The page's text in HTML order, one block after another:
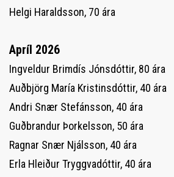
Helgi Haraldsson, 70 ára
Apríl 2026
Ingveldur Brimdís Jónsdóttir, 80 ára
Auðbjörg María Kristinsdóttir, 40 ára
Andri Snær Stefánsson, 40 ára
Guðbrandur Þorkelsson, 50 ára
Ragnar Snær Njálsson, 40 ára
Erla Hleiður Tryggvadóttir, 40 ára